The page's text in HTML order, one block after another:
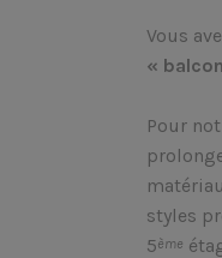
Vous
«
Pour
styles
5ème